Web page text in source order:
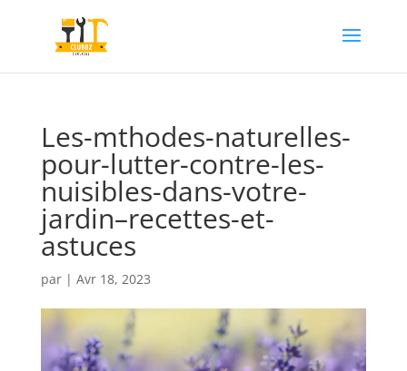
Les-mthodes-naturelles-
pour-lutter-contre-les-
nuisibles-dans-votre-
jardin–recettes-et-
astuces
par | Avr 18, 2023